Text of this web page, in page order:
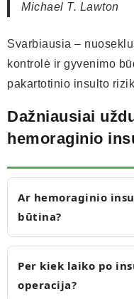
Michael T. Lawton
Svarbiausia –
kontrolė ir gyvenimo
pakartotinio insulto
Dažniausiai
hemoraginio
Ar hemoraginio
būtina?
Per kiek laiko po
operacija?